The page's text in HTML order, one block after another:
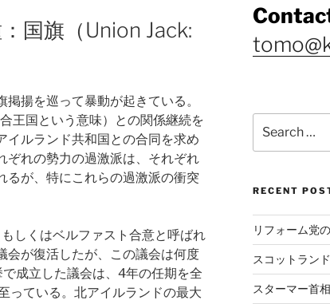
国旗（Union Jack:
揚を巡って暴動が起きている。
王国という意味）との関係継続を
イルランド共和国との合同を求め
ぞれの勢力の過激派は、それぞれ
るが、特にこれらの過激派の衝突
しくはベルファスト合意と呼ばれ
会が復活したが、この議会は何度
成立した議会は、4年の任期を全
っている。北アイルランドの最大
for:
RECENT
リフォーム党
スコットラン
スターマー首